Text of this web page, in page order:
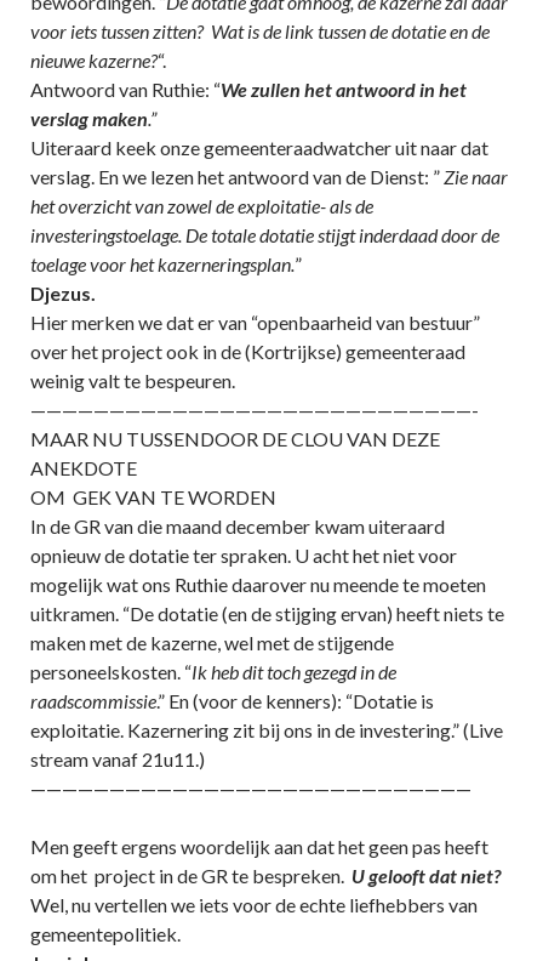
voor iets tussen zitten? Wat is de link tussen de dotatie en de
nieuwe kazerne?“.
Antwoord van Ruthie: “We zullen het antwoord in het
verslag maken.”
Uiteraard keek onze gemeenteraadwatcher uit naar dat
verslag. En we lezen het antwoord van de Dienst: ”Zie naar
het overzicht van zowel de exploitatie- als de
investeringstoelage. De totale dotatie stijgt inderdaad door de
toelage voor het kazerneringsplan.”
Djezus.
Hier merken we dat er van “openbaarheid van bestuur”
over het project ook in de (Kortrijkse) gemeenteraad
weinig valt te bespeuren.
————————————————————————————-
MAAR NU TUSSENDOOR DE CLOU VAN DEZE
ANEKDOTE
OM GEK VAN TE WORDEN
In de GR van die maand december kwam uiteraard
opnieuw de dotatie ter spraken. U acht het niet voor
mogelijk wat ons Ruthie daarover nu meende te moeten
uitkramen. “De dotatie (en de stijging ervan) heeft niets te
maken met de kazerne, wel met de stijgende
personeelskosten. “Ik heb dit toch gezegd in de
raadscommissie.” En (voor de kenners): “Dotatie is
exploitatie. Kazernering zit bij ons in de investering.” (Live
stream vanaf 21u11.)
————————————————————————————
Men geeft ergens woordelijk aan dat het geen pas heeft
om het project in de GR te bespreken. U gelooft dat niet?
Wel, nu vertellen we iets voor de echte liefhebbers van
gemeentepolitiek.